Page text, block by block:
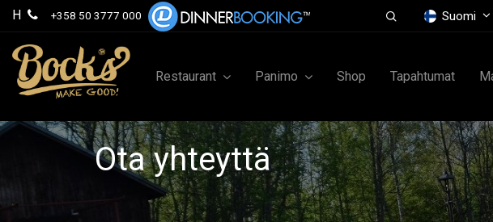
H +358 50 3777 000 Suomi
Restaurant Panimo Shop Tapahtumat
Ota yhteyttä